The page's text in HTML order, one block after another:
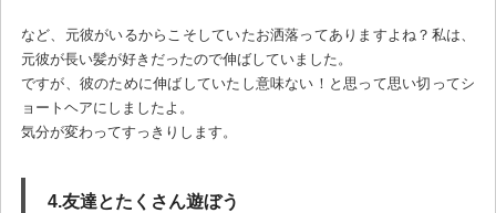
など、元彼がいるからこそしていたお洒落ってありますよね？私は、
元彼が長い髪が好きだったので伸ばしていました。
ですが、彼のために伸ばしていたし意味ない！と思って思い切ってシ
ョートヘアにしましたよ。
気分が変わってすっきりします。
4.友達とたくさん遊ぼう